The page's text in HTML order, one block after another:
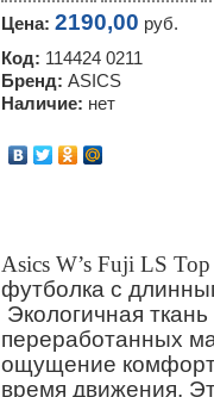
Цена: 2190,00 руб.
Код: 114424 0211
Бренд: ASICS
Наличие: нет
Asics W’s Fuji LS
футболка с
Экологичная ткань
переработанных
ощущение
время движения.